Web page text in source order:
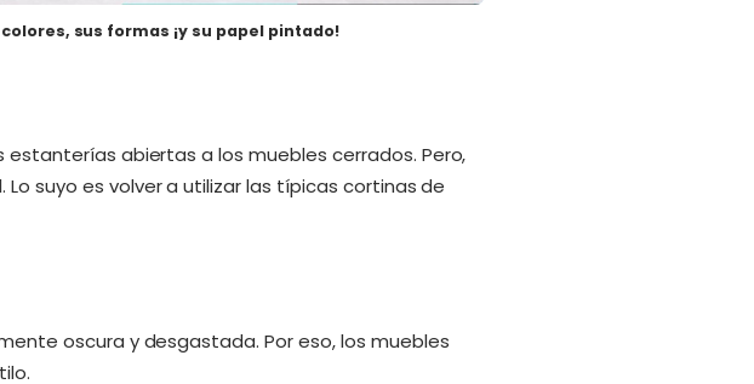
sus formas ¡y su papel pintado!
abiertas a los muebles cerrados. Pero,
suyo es volver a utilizar las típicas cortinas de
oscura y desgastada. Por eso, los muebles